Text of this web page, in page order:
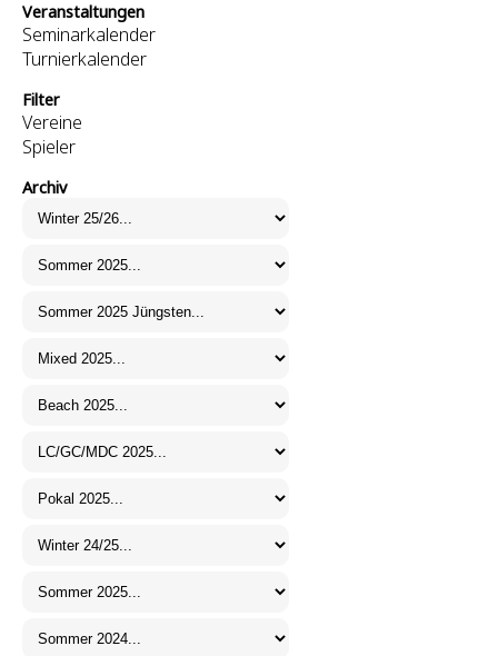
Veranstaltungen
Seminarkalender
Turnierkalender
Filter
Vereine
Spieler
Archiv